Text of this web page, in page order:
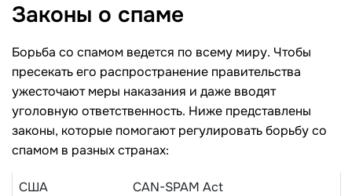
Законы о спаме
Борьба со спамом ведется по всему миру. Чтобы
пресекать его распространение правительства
ужесточают меры наказания и даже вводят
уголовную ответственность. Ниже представлены
законы, которые помогают регулировать борьбу со
спамом в разных странах:
США
CAN-SPAM Act